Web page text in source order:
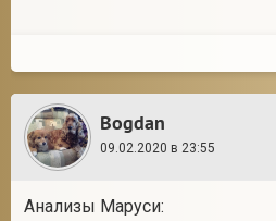
Bogdan
09.02.2020 в 23:55
Анализы Маруси: